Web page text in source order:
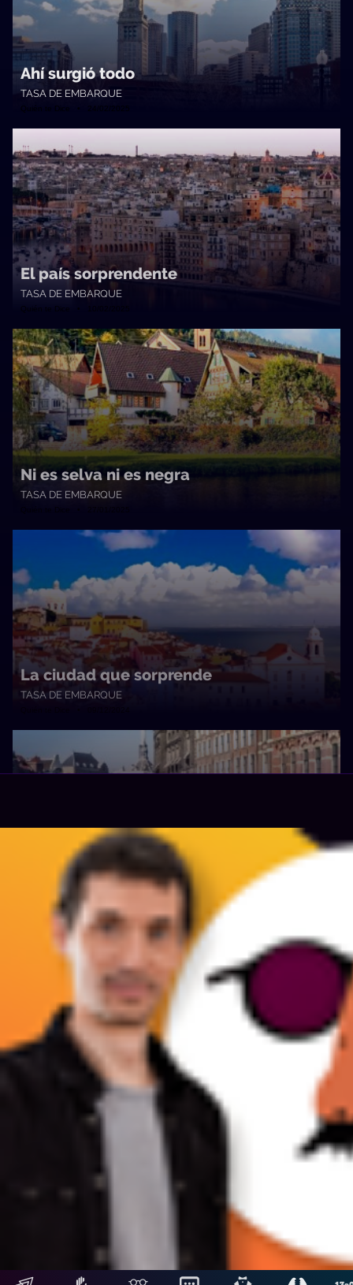
Ahí surgió todo
TASA DE EMBARQUE
Quién te Dice • 24/02/2025
El país sorprendente
TASA DE EMBARQUE
Quién te Dice • 10/02/2025
Ni es selva ni es negra
TASA DE EMBARQUE
La ciudad que sorprende
TASA DE EMBARQUE
Más que porro
TASA DE EMBARQUE
Quién te Dice • 25/11/2024
Siguientes
Media Group